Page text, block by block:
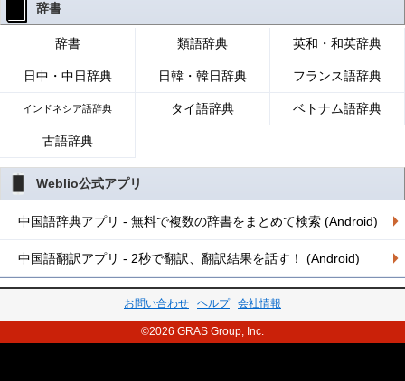
辞書
辞書 類語辞典 英和・和英辞典
日中・中日辞典 日韓・韓日辞典 フランス語辞典
インドネシア語辞典 タイ語辞典 ベトナム語辞典
古語辞典
Weblio公式アプリ
中国語辞典アプリ - 無料で複数の辞書をまとめて検索 (Android)
中国語翻訳アプリ - 2秒で翻訳、翻訳結果を話す！ (Android)
お問い合わせ ヘルプ 会社情報
©2026 GRAS Group, Inc.